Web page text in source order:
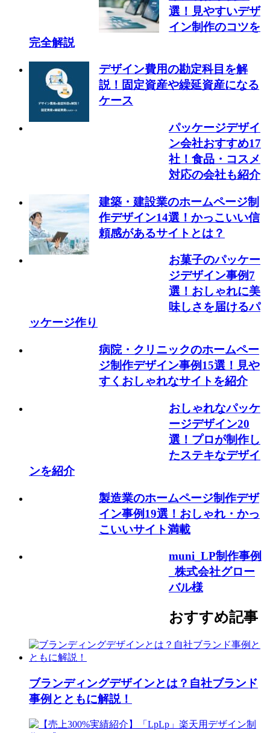
選！見やすいデザ
イン制作のコツを
完全解説
デザイン費用の勘定科目を解
説！固定資産や繰延資産になる
ケース
パッケージデザイ
ン会社おすすめ17
社！食品・コスメ
対応の会社も紹介
建築・建設業のホームページ制
作デザイン14選！かっこいい信
頼感があるサイトとは？
お菓子のパッケー
ジデザイン事例7
選！おしゃれに美
味しさを届けるパ
ッケージ作り
病院・クリニックのホームペー
ジ制作デザイン事例15選！見や
すくおしゃれなサイトを紹介
おしゃれなパッケ
ージデザイン20
選！プロが制作し
たステキなデザイ
ンを紹介
製造業のホームページ制作デザ
イン事例19選！おしゃれ・かっ
こいいサイト満載
muni_LP制作事例
_株式会社グロー
バル様
おすすめ記事
ブランディングデザインとは？自社ブランド
事例とともに解説！